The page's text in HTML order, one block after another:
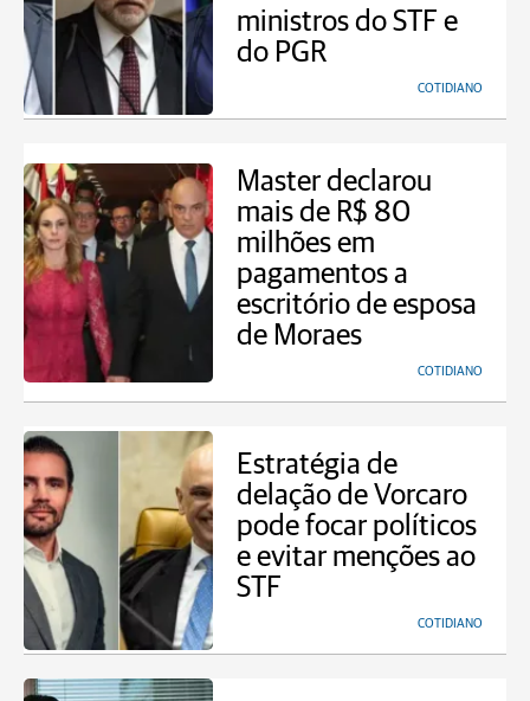
ministros do STF e
do PGR
COTIDIANO
Master declarou
mais de R$ 80
milhões em
pagamentos a
escritório de esposa
de Moraes
COTIDIANO
Estratégia de
delação de Vorcaro
pode focar políticos
e evitar menções ao
STF
COTIDIANO